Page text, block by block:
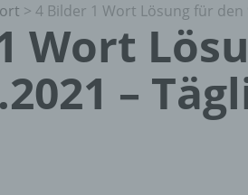
> 4 Bilder 1 Wort Lösung für den
Wort
–